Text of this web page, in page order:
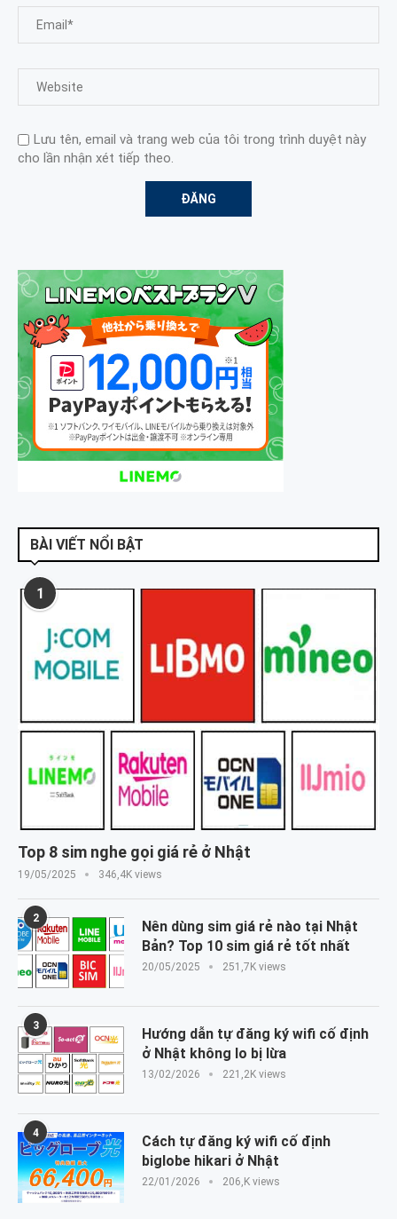
Lưu tên, email và trang web của tôi trong trình duyệt này
cho lần nhận xét tiếp theo.
BÀI VIẾT NỔI BẬT
1
Top 8 sim nghe gọi giá rẻ ở Nhật
19/05/2025 346,4K views
2
Nên dùng sim giá rẻ nào tại Nhật
Bản? Top 10 sim giá rẻ tốt nhất
20/05/2025 251,7K views
3
Hướng dẫn tự đăng ký wifi cố định
ở Nhật không lo bị lừa
13/02/2026 221,2K views
4
Cách tự đăng ký wifi cố định
biglobe hikari ở Nhật
22/01/2026 206,K views